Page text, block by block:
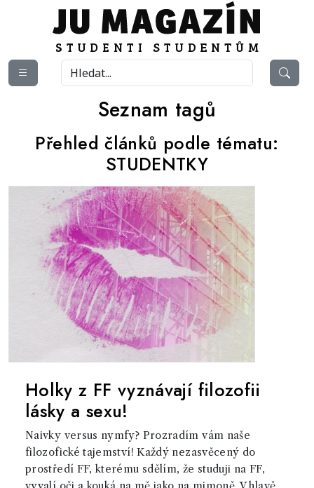
Seznam tagů
Přehled článků podle tématu:
STUDENTKY
Holky z FF vyznávají filozofii
lásky a sexu!
Naivky versus nymfy? Prozradím vám naše
filozofické tajemství! Každý nezasvěcený do
prostředí FF, kterému sdělím, že studuji na FF,